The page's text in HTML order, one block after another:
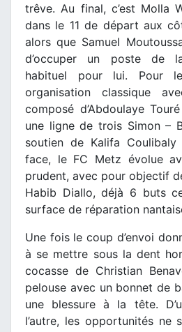
trêve. Au final, c’est Molla
dans le 11 de départ aux
alors que Samuel
d’occuper un poste de
habituel pour lui. Pour
organisation classique
composé d’Abdoulaye
une ligne de trois Simon –
soutien de Kalifa
face, le FC Metz évolue
prudent, avec pour objectif
Habib Diallo, déjà 6 buts
surface de réparation
Une fois le coup d’envoi
à se mettre sous la dent
cocasse de Christian
pelouse avec un bonnet de
une blessure à la tête.
l’autre, les opportunités ne